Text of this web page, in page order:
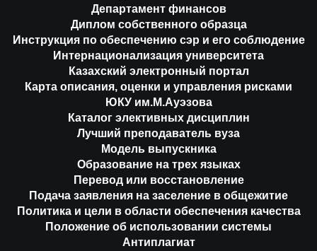
Департамент финансов
Диплом собственного образца
Инструкция по обеспечению сэр и его соблюдение
Интернационализация университета
Казахский электронный портал
Карта описания, оценки и управления рисками
ЮКУ им.М.Ауэзова
Каталог элективных дисциплин
Лучший преподаватель вуза
Модель выпускника
Образование на трех языках
Перевод или восстановление
Подача заявления на заселение в общежитие
Политика и цели в области обеспечения качества
Положение об использовании системы
Антиплагиат